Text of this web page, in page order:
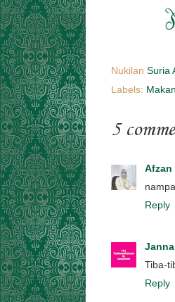
Nukilan Suria
Labels:
5
Afzan
Reply
Tiba-
Reply